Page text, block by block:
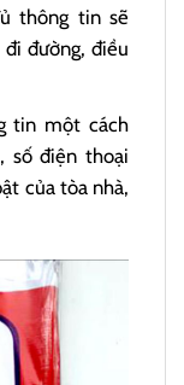
thông tin sẽ
đường, điều
tin một cách
số điện thoại
của tòa nhà,